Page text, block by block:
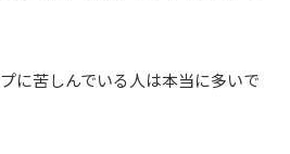
に苦しんでいる人は本当に多いで